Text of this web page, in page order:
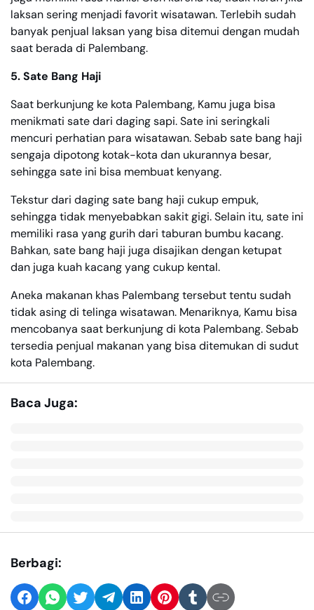
laksan sering menjadi favorit wisatawan. Terlebih sudah
banyak penjual laksan yang bisa ditemui dengan mudah
saat berada di Palembang.
5. Sate Bang Haji
Saat berkunjung ke kota Palembang, Kamu juga bisa
menikmati sate dari daging sapi. Sate ini seringkali
mencuri perhatian para wisatawan. Sebab sate bang haji
sengaja dipotong kotak-kota dan ukurannya besar,
sehingga sate ini bisa membuat kenyang.
Tekstur dari daging sate bang haji cukup empuk,
sehingga tidak menyebabkan sakit gigi. Selain itu, sate ini
memiliki rasa yang gurih dari taburan bumbu kacang.
Bahkan, sate bang haji juga disajikan dengan ketupat
dan juga kuah kacang yang cukup kental.
Aneka makanan khas Palembang tersebut tentu sudah
tidak asing di telinga wisatawan. Menariknya, Kamu bisa
mencobanya saat berkunjung di kota Palembang. Sebab
tersedia penjual makanan yang bisa ditemukan di sudut
kota Palembang.
Baca Juga:
Berbagi: